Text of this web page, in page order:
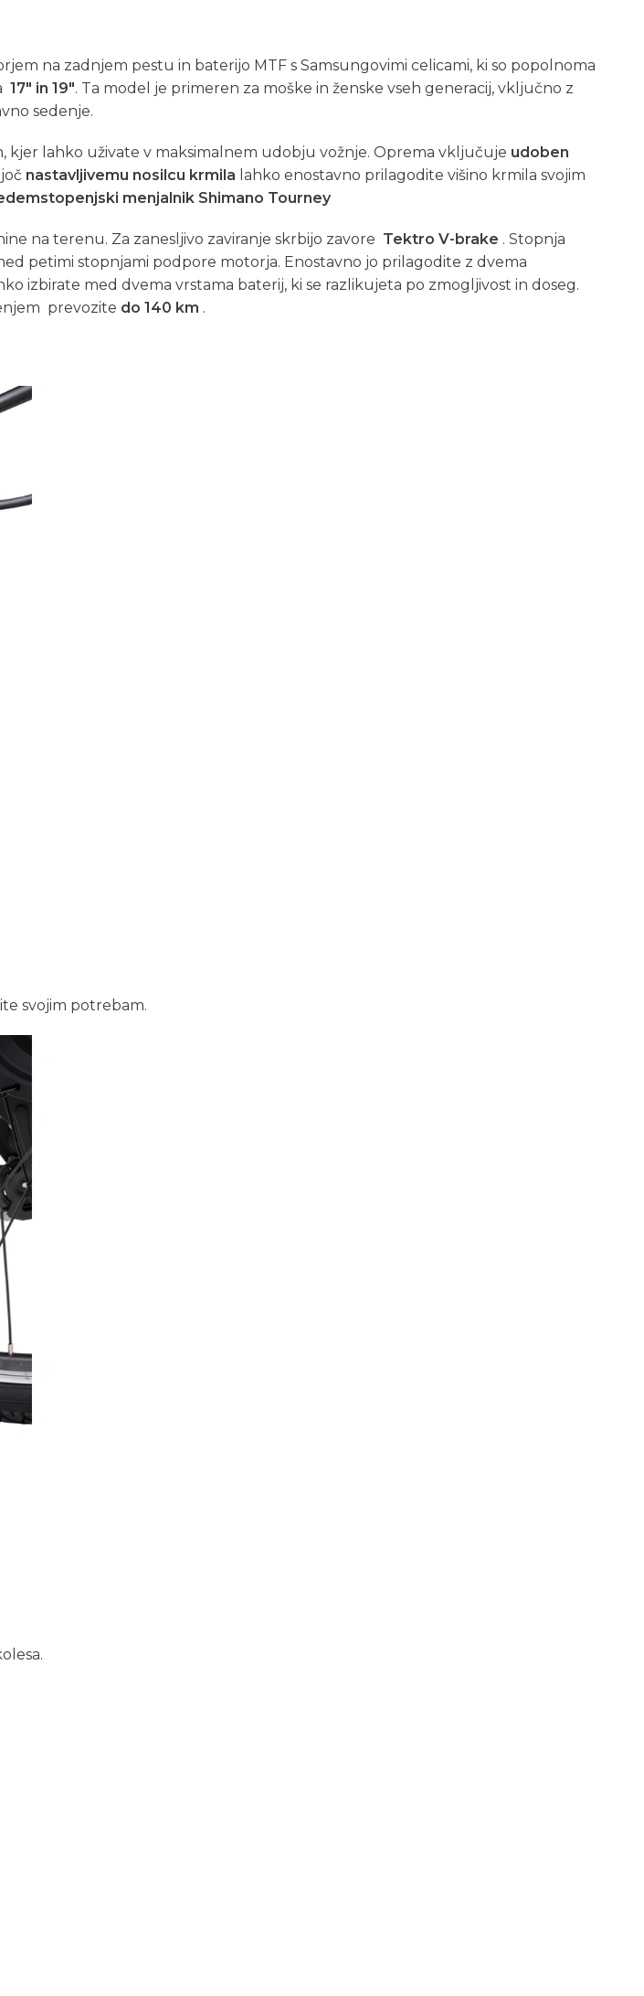
na zadnjem pestu in baterijo MTF s Samsungovimi celicami, ki so popolnoma
17″ in 19″. Ta model je primeren za moške in ženske vseh generacij, vključno z
sedenje.
lahko uživate v maksimalnem udobju vožnje. Oprema vključuje udoben
nastavljivemu nosilcu krmila lahko enostavno prilagodite višino krmila svojim
menjalnik Shimano Tourney
na terenu. Za zanesljivo zaviranje skrbijo zavore Tektro V-brake . Stopnja
petimi stopnjami podpore motorja. Enostavno jo prilagodite z dvema
izbirate med dvema vrstama baterij, ki se razlikujeta po zmogljivost in doseg.
prevozite do 140 km .
svojim potrebam.